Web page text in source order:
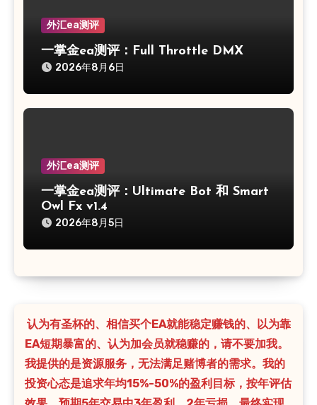
外汇ea测评
一掌金ea测评：Full Throttle DMX
2026年8月6日
外汇ea测评
一掌金ea测评：Ultimate Bot 和 Smart
Owl Fx v1.4
2026年8月5日
认为有圣杯的、相信买个EA就能稳定赚钱的、以为靠
EA短期暴富的、认为加会员就稳赚的，请不要加我。
我提供的是资源服务，无法满足赌博者的需求。我的
投资心态是追求年均15%-50%的盈利目标，按年评估